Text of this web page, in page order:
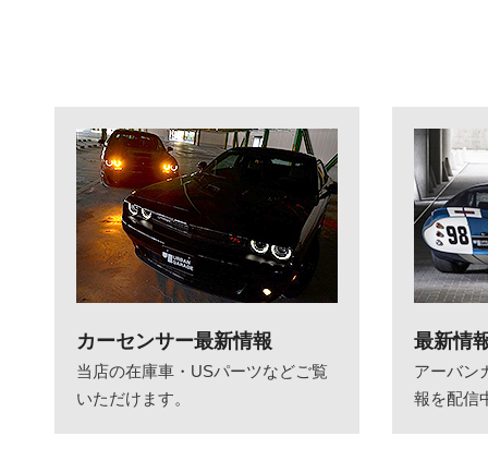
カーセンサー最新情報
当店の在庫車・USパーツなどご覧
いただけます。
最新情
アーバン
報を配信